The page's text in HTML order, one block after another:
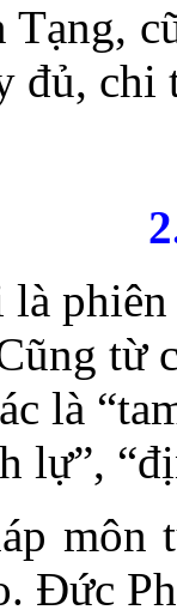
đủ, chi
là
từ
là
lự”,
môn
Đức